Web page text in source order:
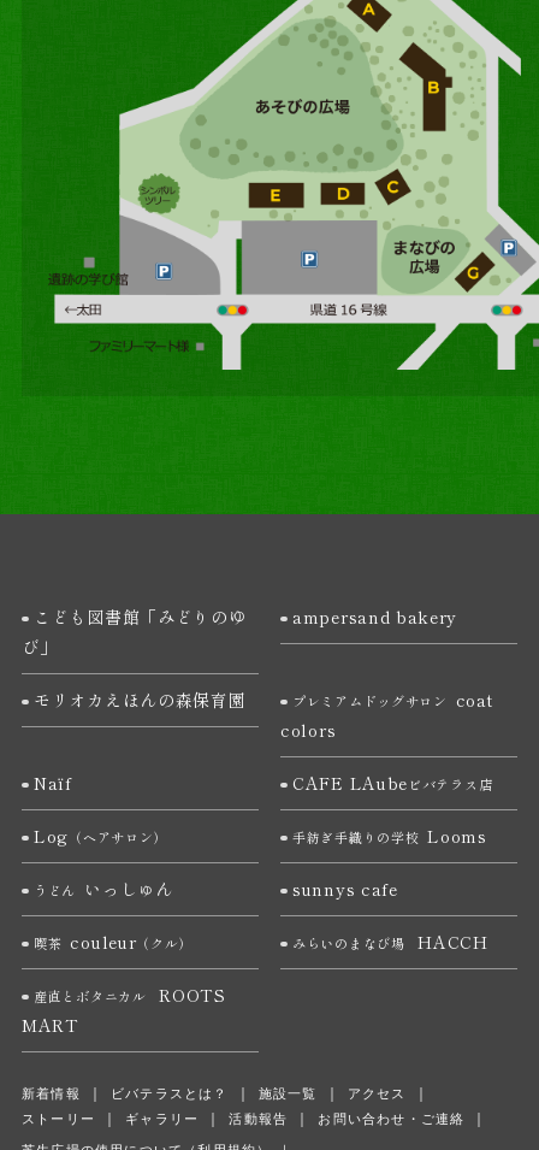
こども図書館「みどりのゆ
び」
ampersand bakery
モリオカえほんの森保育園 プレミアムドッグサロン
coat
colors
Naïf CAFE LAube ビバテラス店
Log （ヘアサロン） 手紡ぎ手織りの学校 Looms
うどん いっしゅん sunnys cafe
喫茶 couleur （クル） みらいのまなび場 HACCH
産直とボタニカル
ROOTS
MART
新着情報 ビバテラスとは？ 施設一覧
アクセス
ストーリー
ギャラリー 活動報告 お問い合わせ・ご連絡